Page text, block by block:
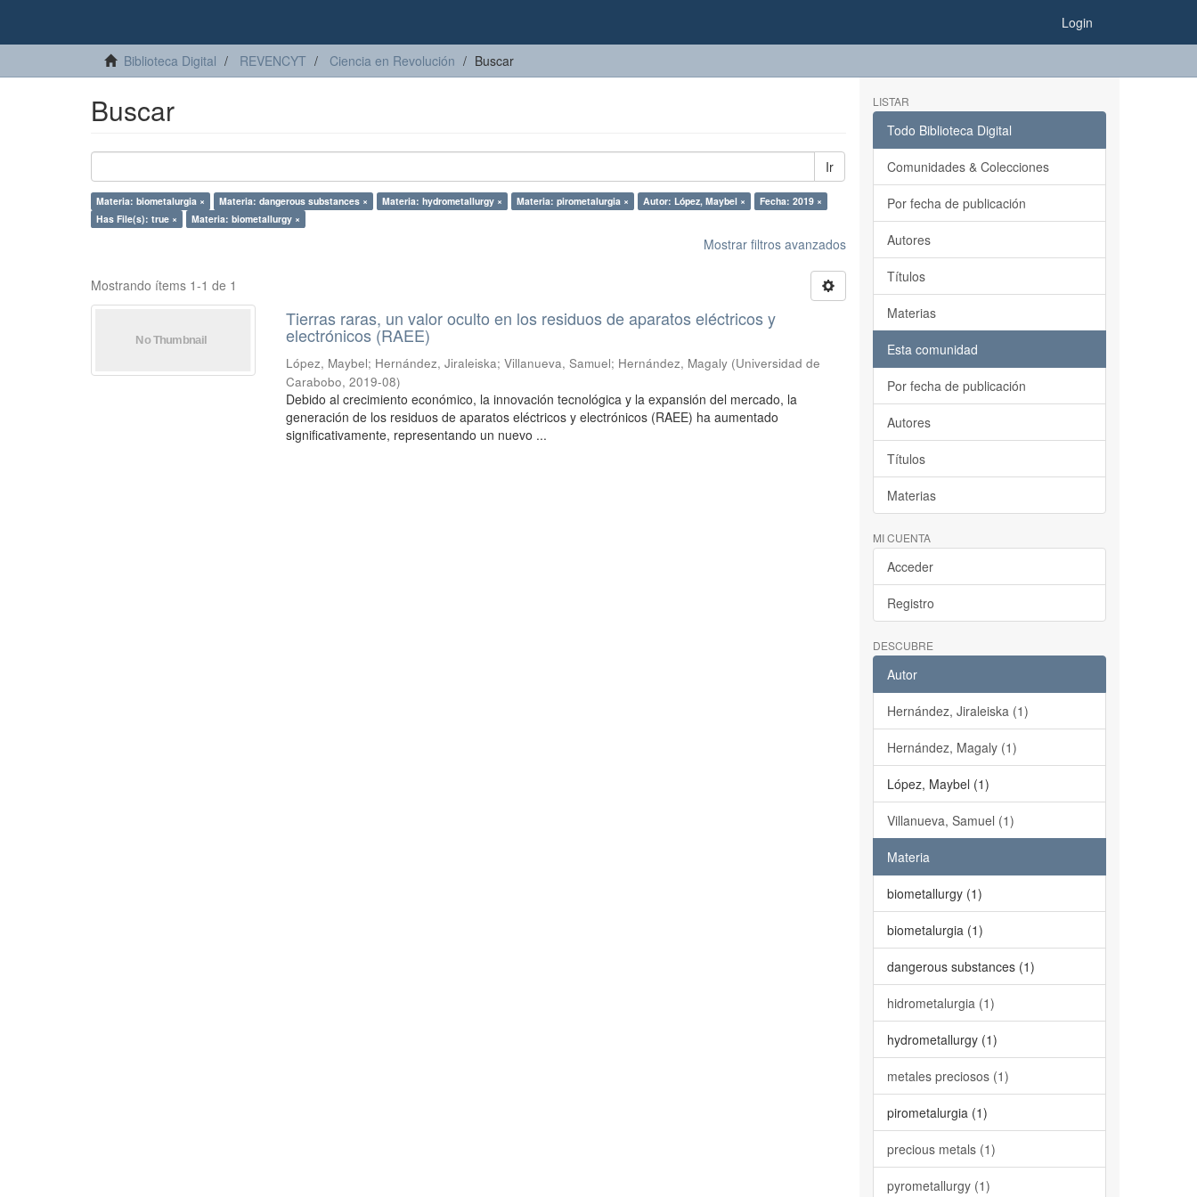
Login
Biblioteca Digital REVENCYT Ciencia en Revolución Buscar
Buscar
Ir
Materia: biometalurgia × Materia: dangerous substances × Materia: hydrometallurgy × Materia: pirometalurgia × Autor: López, Maybel ×
Fecha: 2019 ×
Has File(s): true ×
Materia: biometallurgy ×
Mostrar filtros avanzados
Mostrando ítems 1-1 de 1
Tierras raras, un valor oculto en los residuos de aparatos eléctricos y
electrónicos (RAEE)
López, Maybel; Hernández, Jiraleiska;Villanueva, Samuel; Hernández, Magaly (Universidad de
Carabobo,2019-08)
Debido al crecimiento económico, la innovación tecnológica y la expansión del mercado, la
generación de los residuos de aparatos eléctricos y electrónicos (RAEE) ha aumentado
significativamente, representando un nuevo ...
LISTAR
Todo Biblioteca Digital
Comunidades & Colecciones
Por fecha de publicación
Autores
Títulos
Materias
Esta comunidad
Por fecha de publicación
Autores
Títulos
Materias
MI CUENTA
Acceder
Registro
DESCUBRE
Autor
Hernández, Jiraleiska (1)
Hernández, Magaly (1)
López, Maybel (1)
Villanueva, Samuel (1)
Materia
biometallurgy (1)
biometalurgia (1)
dangerous substances (1)
hidrometalurgia (1)
hydrometallurgy (1)
metales preciosos (1)
pirometalurgia (1)
precious metals (1)
pyrometallurgy (1)